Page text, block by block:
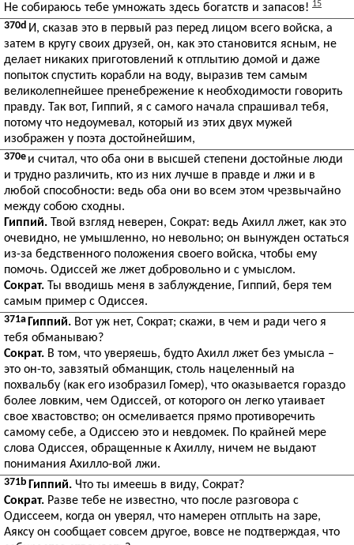
Не собираюсь тебе умножать здесь богатств и запасов! 15
370d И, сказав это в первый раз перед лицом всего войска, а
затем в кругу своих друзей, он, как это становится ясным, не
делает никаких приготовлений к отплытию домой и даже
попыток спустить корабли на воду, выразив тем самым
великолепнейшее пренебрежение к необходимости говорить
правду. Так вот, Гиппий, я с самого начала спрашивал тебя,
потому что недоумевал, который из этих двух мужей
изображен у поэта достойнейшим,
370e и считал, что оба они в высшей степени достойные люди
и трудно различить, кто из них лучше в правде и лжи и в
любой способности: ведь оба они во всем этом чрезвычайно
между собою сходны.
Гиппий. Твой взгляд неверен, Сократ: ведь Ахилл лжет, как это
очевидно, не умышленно, но невольно; он вынужден остаться
из-за бедственного положения своего войска, чтобы ему
помочь. Одиссей же лжет добровольно и с умыслом.
Сократ. Ты вводишь меня в заблуждение, Гиппий, беря тем
самым пример с Одиссея.
371a Гиппий. Вот уж нет, Сократ; скажи, в чем и ради чего я
тебя обманываю?
Сократ. В том, что уверяешь, будто Ахилл лжет без умысла –
это он-то, завзятый обманщик, столь нацеленный на
похвальбу (как его изобразил Гомер), что оказывается гораздо
более ловким, чем Одиссей, от которого он легко утаивает
свое хвастовство; он осмеливается прямо противоречить
самому себе, а Одиссею это и невдомек. По крайней мере
слова Одиссея, обращенные к Ахиллу, ничем не выдают
понимания Ахилло-вой лжи.
371b Гиппий. Что ты имеешь в виду, Сократ?
Сократ. Разве тебе не известно, что после разговора с
Одиссеем, когда он уверял, что намерен отплыть на заре,
Аяксу он сообщает совсем другое, вовсе не подтверждая, что